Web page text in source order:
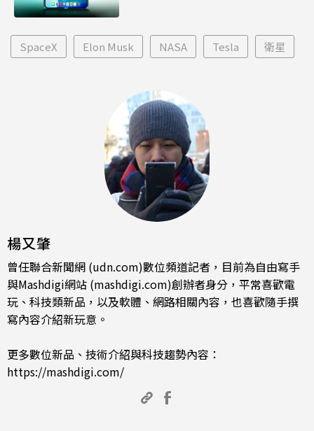
SpaceX Elon Musk NASA Tesla 衛星
楊又肇
曾任聯合新聞網 (udn.com)數位頻道記者，目前為自由寫手
與Mashdigi網站 (mashdigi.com)創辦者身分，平常喜歡電
玩、科技類新品，以及軟體、網路相關內容，也喜歡隨手撰
寫內容介紹新玩意。
更多數位新品、技術介紹與科技趨勢內容：
https://mashdigi.com/